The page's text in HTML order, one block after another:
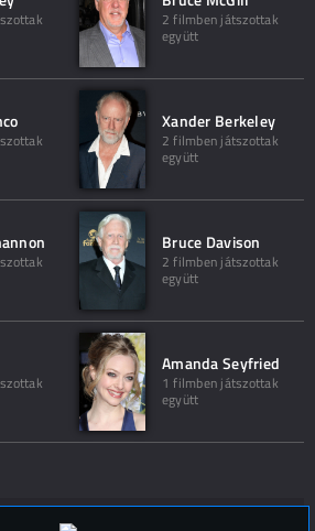
2 filmben játszottak
együtt
Xander Berkeley
2 filmben játszottak
együtt
Bruce Davison
2 filmben játszottak
együtt
Amanda Seyfried
1 filmben játszottak
együtt